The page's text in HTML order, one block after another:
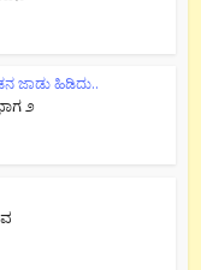
ಜಾಡು ಹಿಡಿದು..
೨